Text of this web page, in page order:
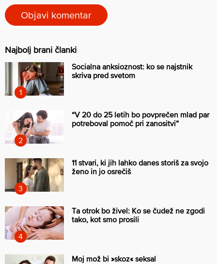
Najbolj brani članki
Socialna anksioznost: ko se najstnik
skriva pred svetom
“V 20 do 25 letih bo povprečen mlad par
potreboval pomoč pri zanositvi”
11 stvari, ki jih lahko danes storiš za svojo
ženo in jo osrečiš
Ta otrok bo živel: Ko se čudež ne zgodi
tako, kot smo prosili
Moj mož bi »skoz« seksal